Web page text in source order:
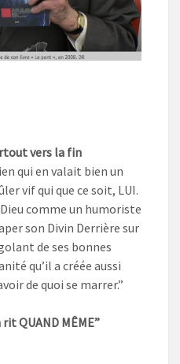
vers la fin
qui en valait bien un
vif qui que ce soit, LUI.
comme un humoriste
son Divin Derrière sur
de ses bonnes
qu’il a créée aussi
de quoi se marrer.”
rit QUAND MÊME”